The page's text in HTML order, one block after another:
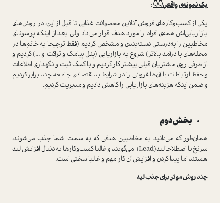
یک نمونه‌ی واقعی👇👇
:
یکی از کسب‌وکارهای فروش آنلاین محصولات غذایی تا قبل از این، در روش‌های
بازاریابی‌اش همه‌ی افراد را مورد هدف قرار می‌داد ولی بعد از اینکه پرسونای
مخاطبین را به‌درستی دسته‌بندی و مشخص کردیم (فقط ترجیحا به خانم‌ها در
محله‌های با درآمد بالاتر) شروع به بازاریابی (پنل پیامک و تراکت و ...) کردیم و
از طرفی روی مشتریان قبلی بیشتر کار کردیم و با کمک ثبت و نگهداری اطلاعات
و حفظ ارتباطات با آن‌ها فروش را در شرایط بد اقتصادی جامعه، چند برابر کردیم
و ضمن اینکه هزینه‌های بازاریابی را کاهش دادیم و مدیریت کردیم.
بخش دوم
همان‌طور که می‌دانید به مخاطبین هدفی که به سمت شما جذب می‌شوند،
سرنخ یا اصطلاحا لید(Lead) می‌گویند و غالبا کسب‌وکارها به دنبال افزایش لید
هستند اما پیدا کردن و افزایش آن کار مهم و غالبا سختی است.
چند روش موثر برای جذب لید